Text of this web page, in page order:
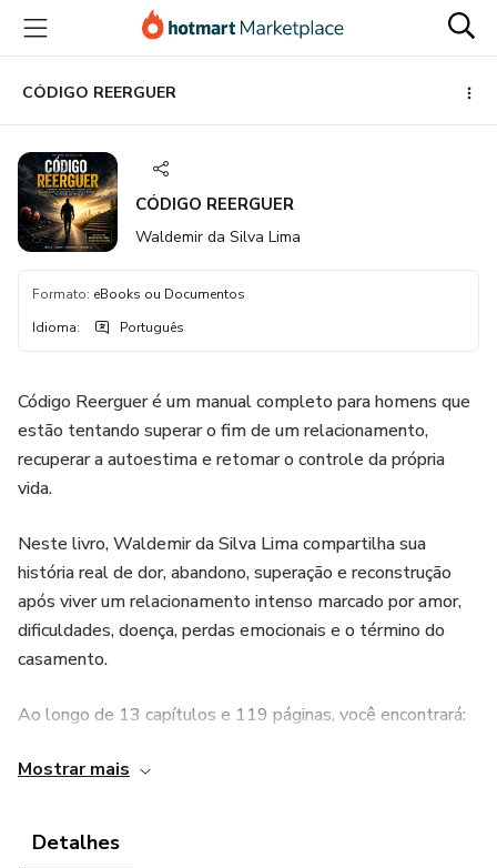
para
conteúdo
principal
para
pagamento
para
rodapé
CÓDIGO REERGUER
CÓDIGO REERGUER
Waldemir da Silva Lima
Formato: eBooks ou Documentos
Idioma: Português
Código Reerguer é um manual completo para homens que
estão tentando superar o fim de um relacionamento,
recuperar a autoestima e retomar o controle da própria
vida.
Neste livro, Waldemir da Silva Lima compartilha sua
história real de dor, abandono, superação e reconstrução
após viver um relacionamento intenso marcado por amor,
dificuldades, doença, perdas emocionais e o término do
casamento.
Ao longo de 13 capítulos e 119 páginas, você encontrará:
✅ Estratégias práticas para superar o apego emocional
Mostrar mais
Detalhes